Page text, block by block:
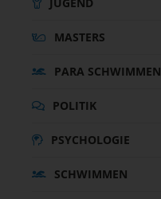
MASTERS
PARA SCHWIMMEN
POLITIK
PSYCHOLOGIE
SCHWIMMEN